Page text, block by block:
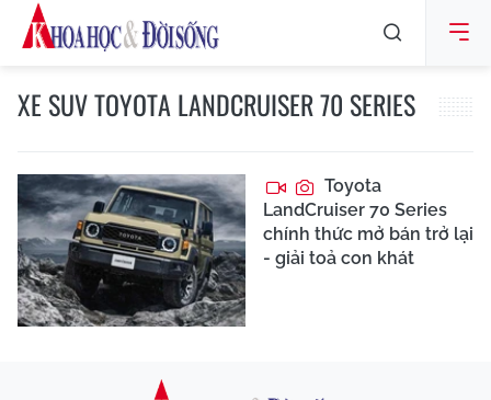
XE SUV TOYOTA LANDCRUISER 70 SERIES
Toyota
LandCruiser 70 Series
chính thức mở bán trở lại
- giải toả con khát